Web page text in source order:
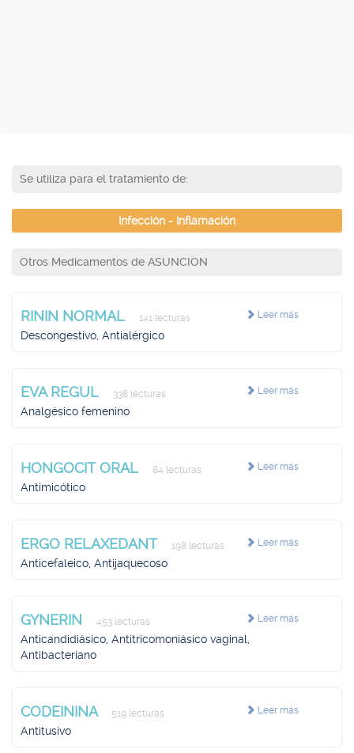
Se utiliza para el tratamiento de:
Infección - Inflamación
Otros Medicamentos de ASUNCION
Leer más
RININ NORMAL 141 lecturas
Descongestivo, Antialérgico
Leer más
EVA REGUL 338 lecturas
Analgésico femenino
Leer más
HONGOCIT ORAL 84 lecturas
Antimicótico
Leer más
ERGO RELAXEDANT 198 lecturas
Anticefaleico, Antijaquecoso
Leer más
GYNERIN 453 lecturas
Anticandidiásico, Antitricomoniásico vaginal,
Antibacteriano
Leer más
CODEININA 519 lecturas
Antitusivo